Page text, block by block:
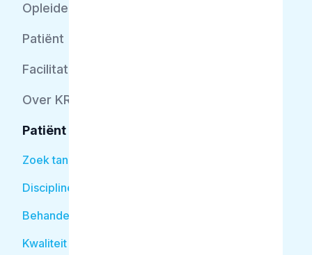
Opleider
Patiënt
Facilitator
Over KRT
Patiënt
Zoek tandarts
Disciplines
Behandelingen
Kwaliteit